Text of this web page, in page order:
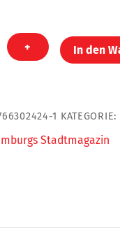
+ In den
1 KATEGORIE:
Stadtmagazin